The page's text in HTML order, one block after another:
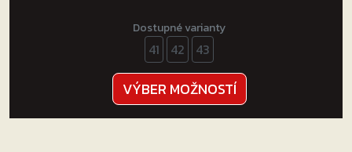
Dostupné varianty
41 42 43
VÝBER MOŽNOSTÍ
produkt
má